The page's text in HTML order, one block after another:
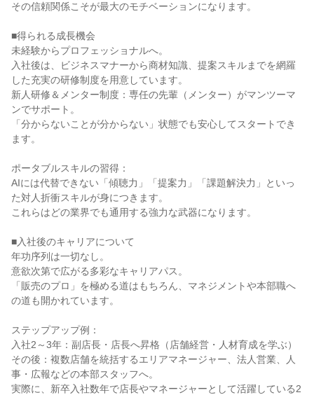
その信頼関係こそが最大のモチベーションになります。
■得られる成長機会
未経験からプロフェッショナルへ。
入社後は、ビジネスマナーから商材知識、提案スキルまでを網羅
した充実の研修制度を用意しています。
新人研修＆メンター制度：専任の先輩（メンター）がマンツーマ
ンでサポート。
「分からないことが分からない」状態でも安心してスタートでき
ます。
ポータブルスキルの習得：
AIには代替できない「傾聴力」「提案力」「課題解決力」といっ
た対人折衝スキルが身につきます。
これらはどの業界でも通用する強力な武器になります。
■入社後のキャリアについて
年功序列は一切なし。
意欲次第で広がる多彩なキャリアパス。
「販売のプロ」を極める道はもちろん、マネジメントや本部職へ
の道も開かれています。
ステップアップ例：
入社2～3年：副店長・店長へ昇格（店舗経営・人材育成を学ぶ）
その後：複数店舗を統括するエリアマネージャー、法人営業、人
事・広報などの本部スタッフへ。
実際に、新卒入社数年で店長やマネージャーとして活躍している2